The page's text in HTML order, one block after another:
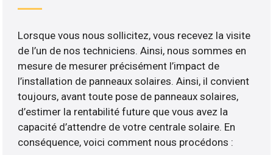
Lorsque vous nous sollicitez, vous recevez la visite
de l’un de nos techniciens. Ainsi, nous sommes en
mesure de mesurer précisément l’impact de
l’installation de panneaux solaires. Ainsi, il convient
toujours, avant toute pose de panneaux solaires,
d’estimer la rentabilité future que vous avez la
capacité d’attendre de votre centrale solaire. En
conséquence, voici comment nous procédons :